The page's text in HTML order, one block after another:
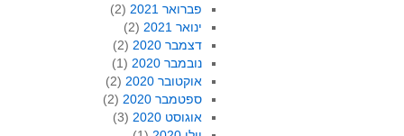
פברואר 2021
(2)
ינואר 2021
(2)
דצמבר 2020
(2)
נובמבר 2020
(1)
אוקטובר 2020
(2)
ספטמבר 2020
(2)
אוגוסט 2020
(3)